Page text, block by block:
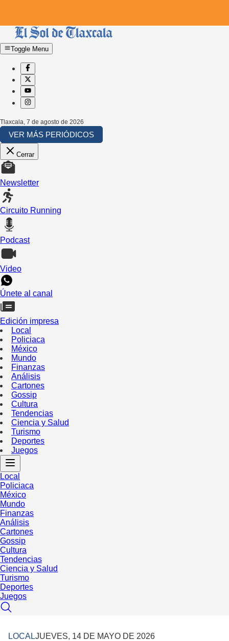
Toggle Menu
Tlaxcala 7 de agosto de 2026
VER MÁS PERIÓDICOS
Cerrar
Newsletter
Circuito Running
Podcast
Video
Únete al canal
Edición impresa
Local
Policiaca
México
Mundo
Finanzas
Análisis
Cartones
Gossip
Cultura
Tendencias
Ciencia y Salud
Turismo
Deportes
Juegos
Local
Policiaca
México
Mundo
Finanzas
Análisis
Cartones
Gossip
Cultura
Tendencias
Ciencia y Salud
Turismo
Deportes
Juegos
LOCALJUEVES, 14 DE MAYO DE 2026